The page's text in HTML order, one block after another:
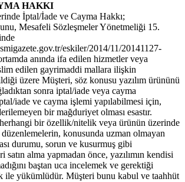
HAKKI
İptal/İade ve Cayma Hakkı;
Mesafeli Sözleşmeler Yönetmeliği 15.
eskiler/2014/11/20141127-
anında ifa edilen hizmetler veya
edilen gayrimaddi mallara ilişkin
üzere Müşteri, söz konusu yazılım ürününü
sonra iptal/iade veya cayma
iade ve cayma işlemi yapılabilmesi için,
bir mağduriyet olması esastır.
herhangi bir özellik/nitelik veya ürünün üzerinde
konusunda uzman olmayan
durumu, sorun ve kusurmuş gibi
satın alma yapmadan önce, yazılımın kendisi
baştan uca incelemek ve gerektiği
ile yükümlüdür. Müşteri bunu kabul ve taahhüt